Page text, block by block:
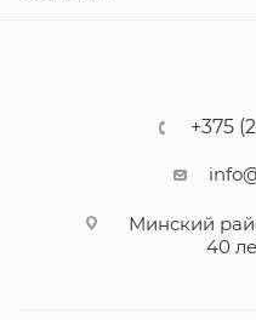
+375
Минский
40